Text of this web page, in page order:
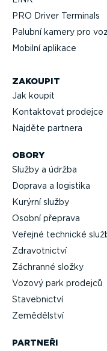
PRO Driver Terminals
Palubní kamery pro
Mobilní aplikace
ZAKOUPIT
Jak koupit
Kontaktovat prodejce
Najděte partnera
OBORY
Služby a údržba
Doprava a logistika
Kurýrní služby
Osobní přeprava
Veřejné technické
Zdravot­nictví
Záchranné složky
Vozový park prodejců
Staveb­nictví
Zemědělství
PARTNEŘI